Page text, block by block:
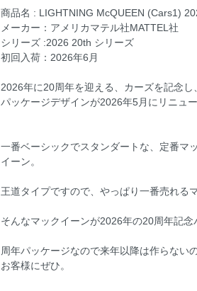
商品名 : LIGHTNING McQUEEN (Cars1)
メーカー：アメリカマテル社MATTEL社
シリーズ :2026 20th シリーズ
初回入荷：2026年6月
2026年に20周年を迎える、カーズを記念
パッケージデザインが2026年5月にリニュー
一番ベーシックでスタンダートな、定番マ
イーン。
王道タイプですので、やっぱり一番売れる
そんなマックイーンが2026年の20周年記念
周年パッケージなので来年以降は作らない
お客様にぜひ。